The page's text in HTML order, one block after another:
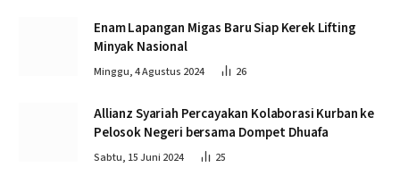
Enam Lapangan Migas Baru Siap Kerek Lifting
Minyak Nasional
Minggu, 4 Agustus 2024 26
Allianz Syariah Percayakan Kolaborasi Kurban ke
Pelosok Negeri bersama Dompet Dhuafa
Sabtu, 15 Juni 2024 25